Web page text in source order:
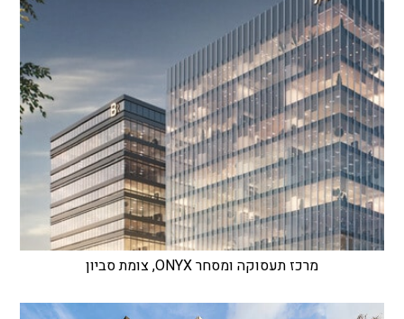
מרכז תעסוקה ומסחר ONYX, צומת סביון